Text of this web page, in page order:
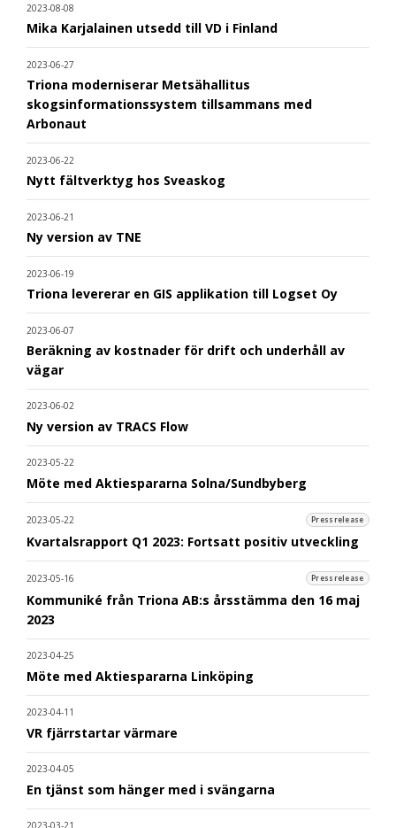
2023-08-08
Mika Karjalainen utsedd till VD i Finland
2023-06-27
Triona moderniserar Metsähallitus
skogsinformationssystem tillsammans med
Arbonaut
2023-06-22
Nytt fältverktyg hos Sveaskog
2023-06-21
Ny version av TNE
2023-06-19
Triona levererar en GIS applikation till Logset Oy
2023-06-07
Beräkning av kostnader för drift och underhåll av
vägar
2023-06-02
Ny version av TRACS Flow
2023-05-22
Möte med Aktiespararna Solna/Sundbyberg
2023-05-22 Pressrelease
Kvartalsrapport Q1 2023: Fortsatt positiv utveckling
2023-05-16 Pressrelease
Kommuniké från Triona AB:s årsstämma den 16 maj
2023
2023-04-25
Möte med Aktiespararna Linköping
2023-04-11
VR fjärrstartar värmare
2023-04-05
En tjänst som hänger med i svängarna